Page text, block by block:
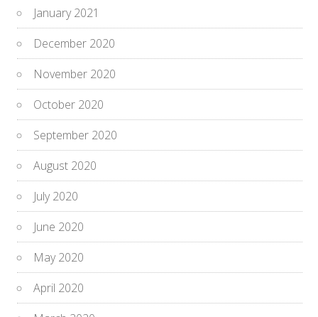
January 2021
December 2020
November 2020
October 2020
September 2020
August 2020
July 2020
June 2020
May 2020
April 2020